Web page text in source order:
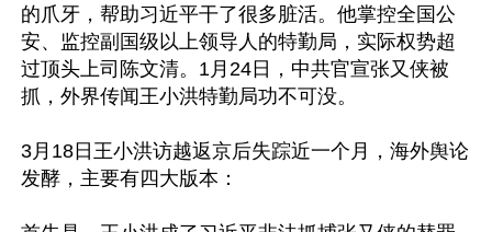
的爪牙，帮助习近平干了很多脏活。他掌控全国公
安、监控副国级以上领导人的特勤局，实际权势超
过顶头上司陈文清。1月24日，中共官宣张又侠被
抓，外界传闻王小洪特勤局功不可没。
3月18日王小洪访越返京后失踪近一个月，海外舆论
发酵，主要有四大版本：